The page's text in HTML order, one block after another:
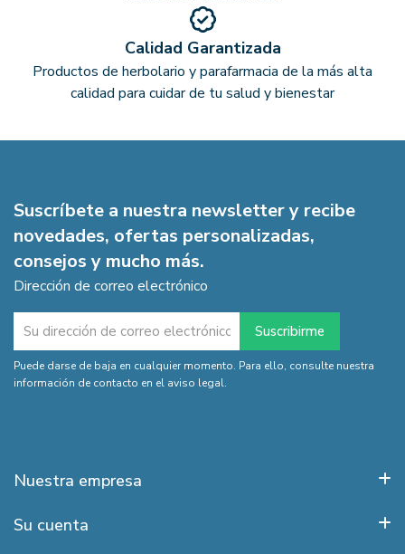
Calidad Garantizada
Productos de herbolario y parafarmacia de la más alta
calidad para cuidar de tu salud y bienestar
Suscríbete a nuestra newsletter y recibe
novedades, ofertas personalizadas,
consejos y mucho más.
Dirección de correo electrónico
Puede darse de baja en cualquier momento. Para ello, consulte nuestra
información de contacto en el aviso legal.
Nuestra empresa
Su cuenta